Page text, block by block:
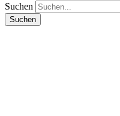
Suchen
Suchen